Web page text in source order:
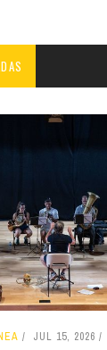
JUL 15, 2026